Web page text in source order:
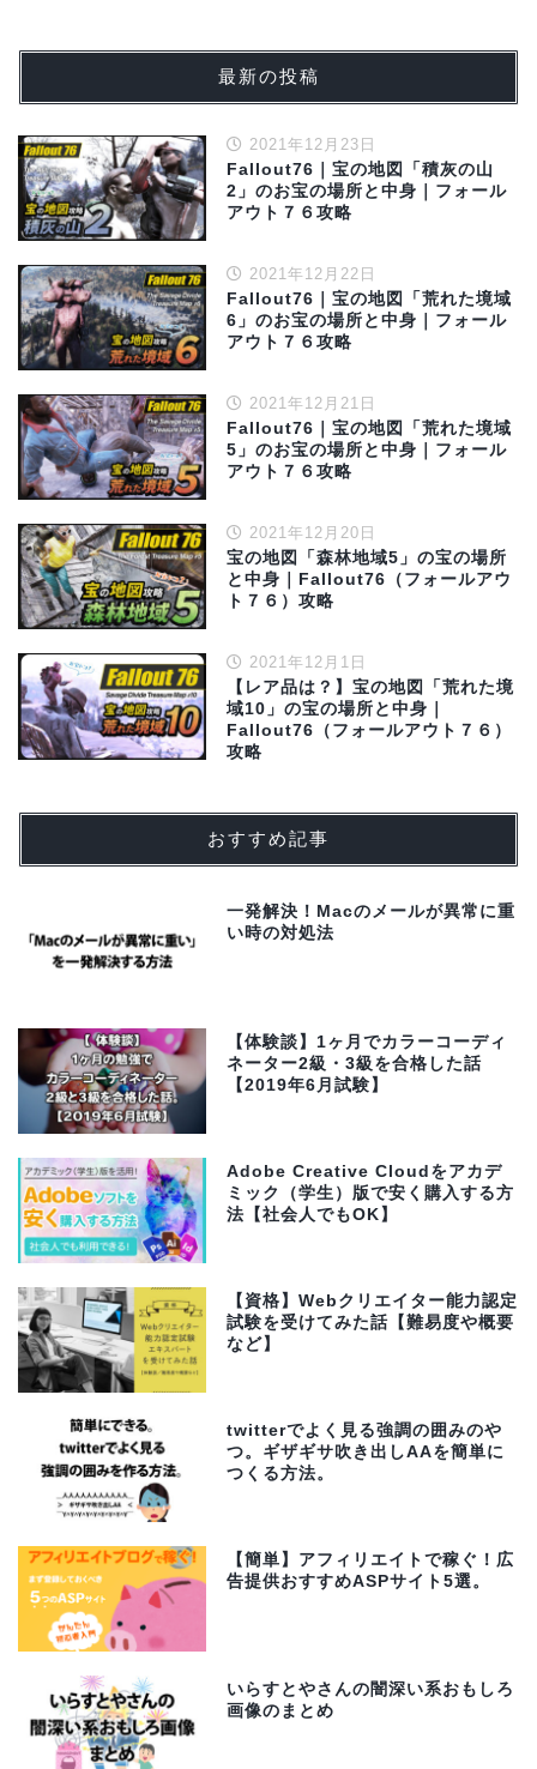
最新の投稿
2021年12月23日
Fallout76｜宝の地図「積灰の山
2」のお宝の場所と中身｜フォール
アウト７６攻略
2021年12月22日
Fallout76｜宝の地図「荒れた境域
6」のお宝の場所と中身｜フォール
アウト７６攻略
2021年12月21日
Fallout76｜宝の地図「荒れた境域
5」のお宝の場所と中身｜フォール
アウト７６攻略
2021年12月20日
宝の地図「森林地域5」の宝の場所
と中身｜Fallout76（フォールアウ
ト７６）攻略
2021年12月1日
【レア品は？】宝の地図「荒れた境
域10」の宝の場所と中身｜
Fallout76（フォールアウト７６）
攻略
おすすめ記事
一発解決！Macのメールが異常に重
い時の対処法
【体験談】1ヶ月でカラーコーディ
ネーター2級・3級を合格した話
【2019年6月試験】
Adobe Creative Cloudをアカデ
ミック（学生）版で安く購入する方
法【社会人でもOK】
【資格】Webクリエイター能力認定
試験を受けてみた話【難易度や概要
など】
twitterでよく見る強調の囲みのや
つ。ギザギサ吹き出しAAを簡単に
つくる方法。
【簡単】アフィリエイトで稼ぐ！広
告提供おすすめASPサイト5選。
いらすとやさんの闇深い系おもしろ
画像のまとめ